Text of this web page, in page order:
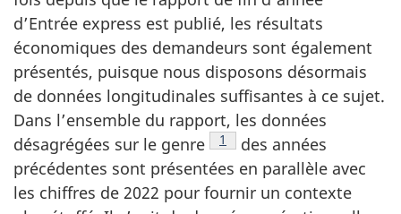
d’Entrée express est publié, les résultats
économiques des demandeurs sont également
présentés, puisque nous disposons désormais
de données longitudinales suffisantes à ce sujet.
Dans l’ensemble du rapport, les données
désagrégées sur le genre
Note de bas de page
1
des années
précédentes sont présentées en parallèle avec
les chiffres de 2022 pour fournir un contexte